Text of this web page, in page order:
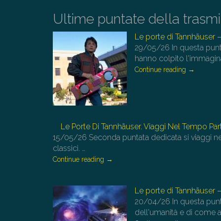
Ultime puntate della
Le porte di Tannhäuser
29/05/26 In questa
hanno colpito
Continue reading →
Le Porte Di Tannhäuser. Viaggi Nel Tempo
15/05/26 Seconda puntata dedicata si viaggi
classici. …
Continue reading →
Le porte di Tannhäuser
20/04/26 In questa
dell'umanità e di come